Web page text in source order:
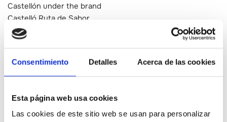
Consentimiento Detalles Acerca de las cookies
Esta página web usa cookies
Las cookies de este sitio web se usan para personalizar
Castellón under the brand
Castelló Ruta de Sabor,
reinforcing and promoting
the structuring of the offer
create a tourist product
around the gastronomic